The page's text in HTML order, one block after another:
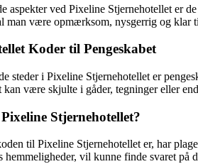
aspekter ved Pixeline Stjernehotellet er
man være opmærksom, nysgerrig og klar
Koder til Pengeskabet
steder i Pixeline Stjernehotellet er
være skjulte i gåder, tegninger eller
Stjernehotellet?
til Pixeline Stjernehotellet er, har
hemmeligheder, vil kunne finde svaret på